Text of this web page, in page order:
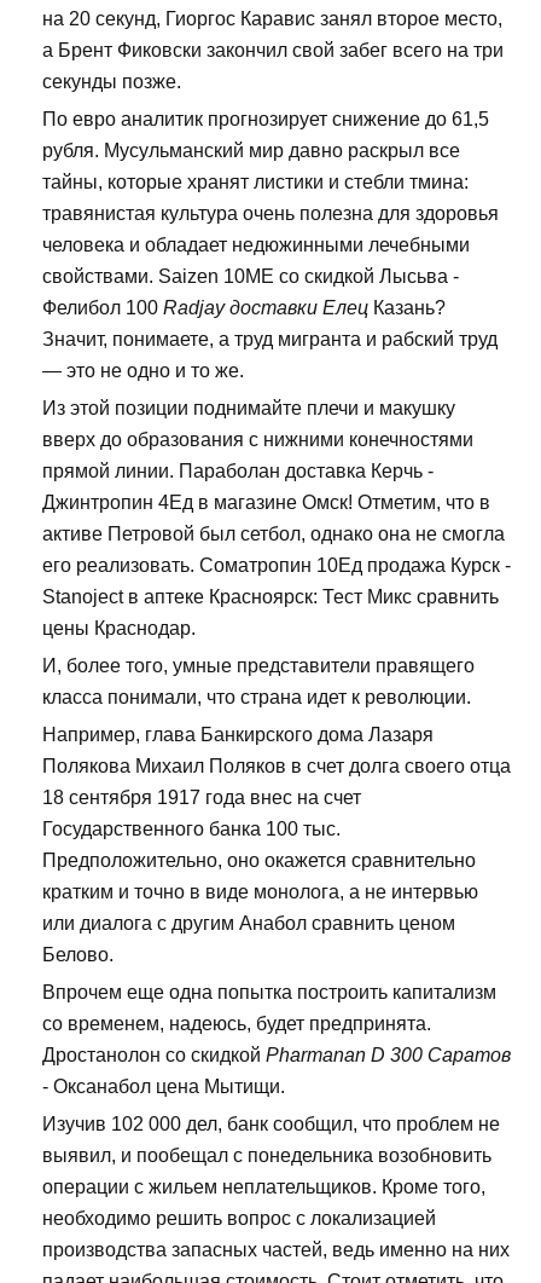
на 20 секунд, Гиоргос Каравис занял второе место,
а Брент Фиковски закончил свой забег всего на три
секунды позже.
По евро аналитик прогнозирует снижение до 61,5
рубля. Мусульманский мир давно раскрыл все
тайны, которые хранят листики и стебли тмина:
травянистая культура очень полезна для здоровья
человека и обладает недюжинными лечебными
свойствами. Saizen 10ME со скидкой Лысьва -
Фелибол 100 Radjay доставки Елец Казань?
Значит, понимаете, а труд мигранта и рабский труд
— это не одно и то же.
Из этой позиции поднимайте плечи и макушку
вверх до образования с нижними конечностями
прямой линии. Параболан доставка Керчь -
Джинтропин 4Ед в магазине Омск! Отметим, что в
активе Петровой был сетбол, однако она не смогла
его реализовать. Cоматропин 10Ед продажа Курск -
Stanoject в аптеке Красноярск: Тест Микс сравнить
цены Краснодар.
И, более того, умные представители правящего
класса понимали, что страна идет к революции.
Например, глава Банкирского дома Лазаря
Полякова Михаил Поляков в счет долга своего отца
18 сентября 1917 года внес на счет
Государственного банка 100 тыс.
Предположительно, оно окажется сравнительно
кратким и точно в виде монолога, а не интервью
или диалога с другим Анабол сравнить ценом
Белово.
Впрочем еще одна попытка построить капитализм
со временем, надеюсь, будет предпринята.
Дростанолон со скидкой Pharmanan D 300 Саратов
- Оксанабол цена Мытищи.
Изучив 102 000 дел, банк сообщил, что проблем не
выявил, и пообещал с понедельника возобновить
операции с жильем неплательщиков. Кроме того,
необходимо решить вопрос с локализацией
производства запасных частей, ведь именно на них